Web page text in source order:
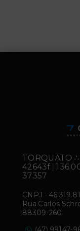
TORQUATO
42643f |
37357
CNPJ -
Rua Carlos
88309-260